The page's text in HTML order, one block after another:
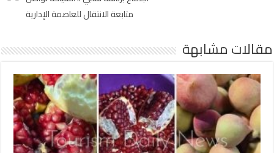
متابعة الانتقال للعاصمة الإدارية
مقالات مشابهة